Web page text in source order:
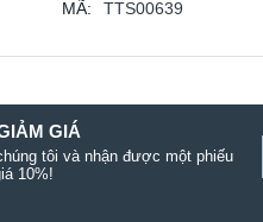
MÃ:
TTS00639
GIÁ
tôi và nhận được một phiếu
10%!